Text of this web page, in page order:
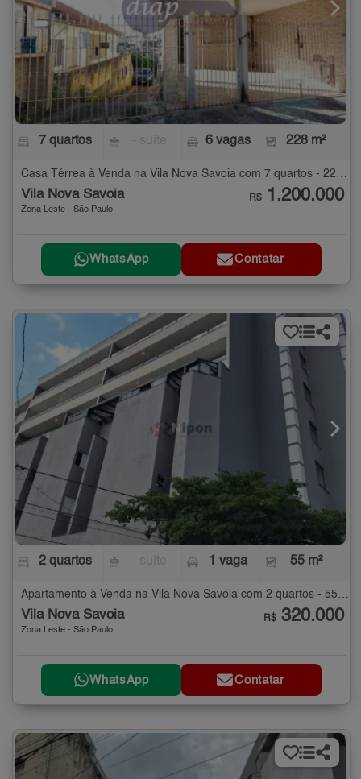
7 quartos 6 vagas 228 m²
Vila Nova Savoia
Zona Leste - São Paulo
R$ 1.200.000
WhatsApp Contatar
2 quartos 1 vaga 55 m²
Apartamento à Venda na Vila Nova Savoia com 2 quartos - 55 m²
Vila Nova Savoia
Zona Leste - São Paulo
R$ 320.000
WhatsApp Contatar